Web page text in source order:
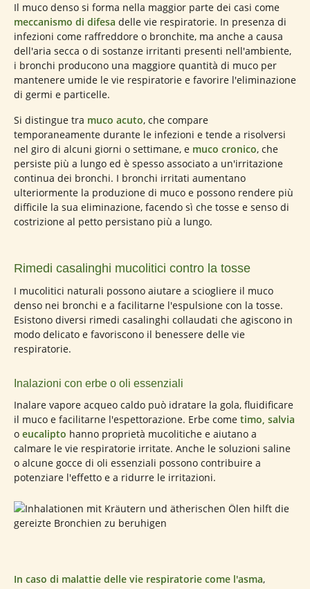
Il muco denso si forma nella maggior parte dei casi come
meccanismo di difesa delle vie respiratorie. In presenza di
infezioni come raffreddore o bronchite, ma anche a causa
dell'aria secca o di sostanze irritanti presenti nell'ambiente,
i bronchi producono una maggiore quantità di muco per
mantenere umide le vie respiratorie e favorire l'eliminazione
di germi e particelle.
Si distingue tra muco acuto, che compare
temporaneamente durante le infezioni e tende a risolversi
nel giro di alcuni giorni o settimane, e muco cronico, che
persiste più a lungo ed è spesso associato a un'irritazione
continua dei bronchi. I bronchi irritati aumentano
ulteriormente la produzione di muco e possono rendere più
difficile la sua eliminazione, facendo sì che tosse e senso di
costrizione al petto persistano più a lungo.
Rimedi casalinghi mucolitici contro la tosse
I mucolitici naturali possono aiutare a sciogliere il muco
denso nei bronchi e a facilitarne l'espulsione con la tosse.
Esistono diversi rimedi casalinghi collaudati che agiscono in
modo delicato e favoriscono il benessere delle vie
respiratorie.
Inalazioni con erbe o oli essenziali
Inalare vapore acqueo caldo può idratare la gola, fluidificare
il muco e facilitarne l'espettorazione. Erbe come timo, salvia
o eucalipto hanno proprietà mucolitiche e aiutano a
calmare le vie respiratorie irritate. Anche le soluzioni saline
o alcune gocce di oli essenziali possono contribuire a
potenziare l'effetto e a ridurre le irritazioni.
In caso di malattie delle vie respiratorie come l'asma,